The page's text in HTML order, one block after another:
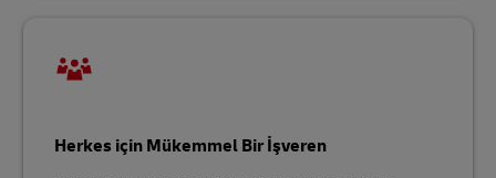
Herkes için Mükemmel Bir İşveren